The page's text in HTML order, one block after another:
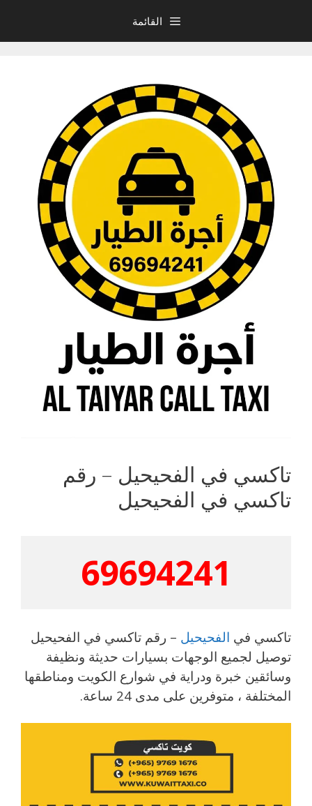
المحتوى
القائمة
تاكسي في الفحيحيل – رقم
تاكسي في الفحيحيل
69694241
تاكسي في الفحيحيل – رقم تاكسي في الفحيحيل
توصيل لجميع الوجهات بسيارات حديثة ونظيفة
وسائقين خبرة ودراية في شوارع الكويت ومناطقها
المختلفة ، متوفرين على مدى 24 ساعة.